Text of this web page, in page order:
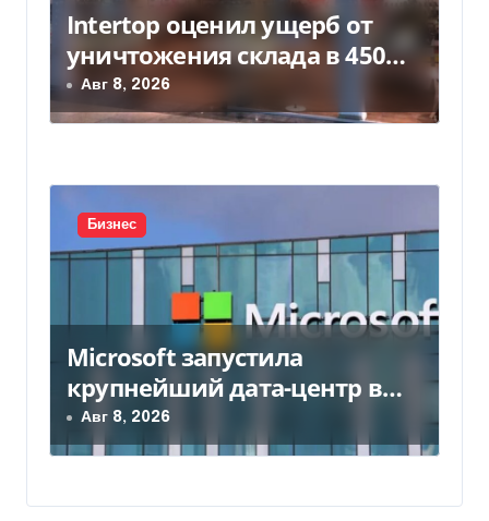
Intertop оценил ущерб от
уничтожения склада в 450
млн грн
Авг 8, 2026
Бизнес
Microsoft запустила
крупнейший дата-центр в
Индии за $20,5 миллиарда
Авг 8, 2026